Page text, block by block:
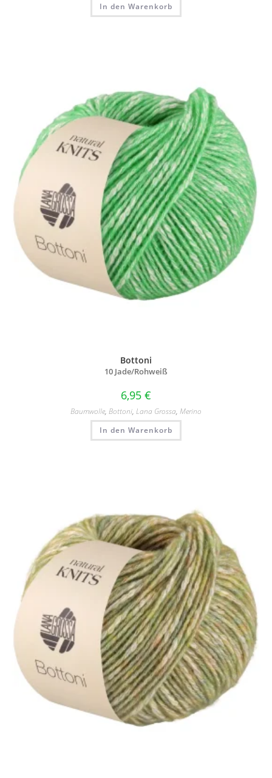
In den Warenkorb
Bottoni
10 Jade/Rohweiß
6,95 €
Baumwolle, Bottoni, Lana Grossa, Merino
In den Warenkorb